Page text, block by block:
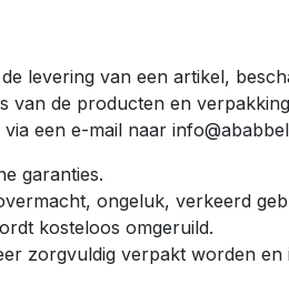
levering van een artikel,
de producten en
een e-mail naar
garanties.
ongeluk, verkeerd
kosteloos omgeruild.
zorgvuldig verpakt worden